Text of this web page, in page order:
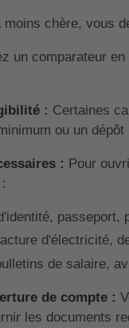
chère, vous
un comparateur
: Certaines
ou un dépôt
: Pour
passeport,
d'électricité,
de salaire,
de compte :
les documents